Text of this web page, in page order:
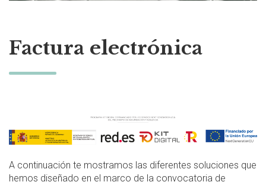
Factura electrónica
A continuación te mostramos las diferentes soluciones que
hemos diseñado en el marco de la convocatoria de